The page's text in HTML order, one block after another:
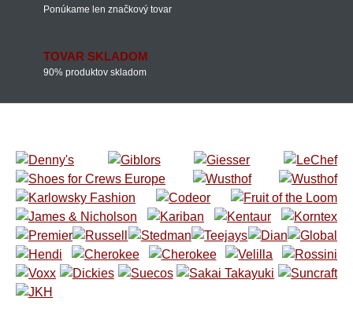
Ponúkame len značkový tovar
TOVAR SKLADOM
90% produktov skladom